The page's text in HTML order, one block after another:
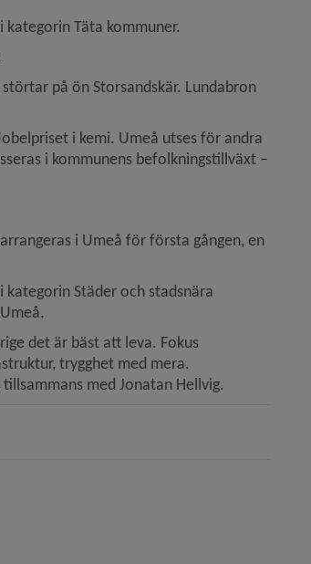
Täta kommuner.
på ön Storsandskär. Lundabron
i kemi. Umeå utses för andra
i kommunens befolkningstillväxt –
i Umeå för första gången, en
Städer och stadsnära
det är bäst att leva. Fokus
trygghet med mera.
med Jonatan Hellvig.